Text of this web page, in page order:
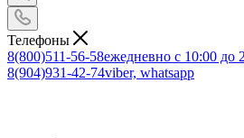
Телефоны
8(800)511-56-58ежедневно с 10:00 до
8(904)931-42-74viber, whatsapp